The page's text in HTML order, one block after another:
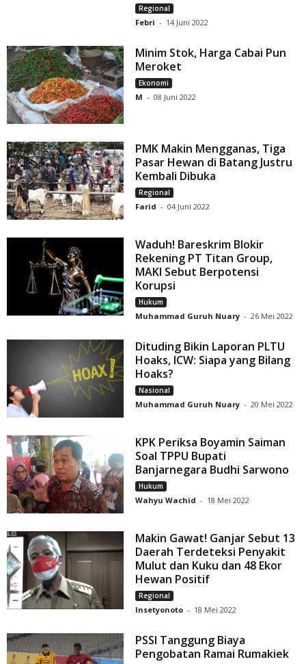
Regional
Febri - 14 Juni 2022
Minim Stok, Harga Cabai Pun
Meroket
Ekonomi
M - 08 Juni 2022
PMK Makin Mengganas, Tiga
Pasar Hewan di Batang Justru
Kembali Dibuka
Regional
Farid - 04 Juni 2022
Waduh! Bareskrim Blokir
Rekening PT Titan Group,
MAKI Sebut Berpotensi
Korupsi
Hukum
Muhammad Guruh Nuary - 26 Mei 2022
Dituding Bikin Laporan PLTU
Hoaks, ICW: Siapa yang Bilang
Hoaks?
Nasional
Muhammad Guruh Nuary - 20 Mei 2022
KPK Periksa Boyamin Saiman
Soal TPPU Bupati
Banjarnegara Budhi Sarwono
Hukum
Wahyu Wachid - 18 Mei 2022
Makin Gawat! Ganjar Sebut 13
Daerah Terdeteksi Penyakit
Mulut dan Kuku dan 48 Ekor
Hewan Positif
Regional
Insetyonoto - 18 Mei 2022
PSSI Tanggung Biaya
Pengobatan Ramai Rumakiek